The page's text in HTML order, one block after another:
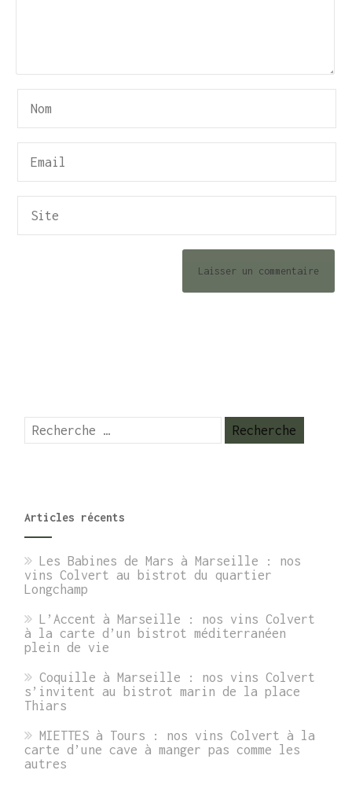
Articles récents
Les Babines de Mars à Marseille : nos
vins Colvert au bistrot du quartier
Longchamp
L’Accent à Marseille : nos vins Colvert
à la carte d’un bistrot méditerranéen
plein de vie
Coquille à Marseille : nos vins Colvert
s’invitent au bistrot marin de la place
Thiars
MIETTES à Tours : nos vins Colvert à la
carte d’une cave à manger pas comme les
autres